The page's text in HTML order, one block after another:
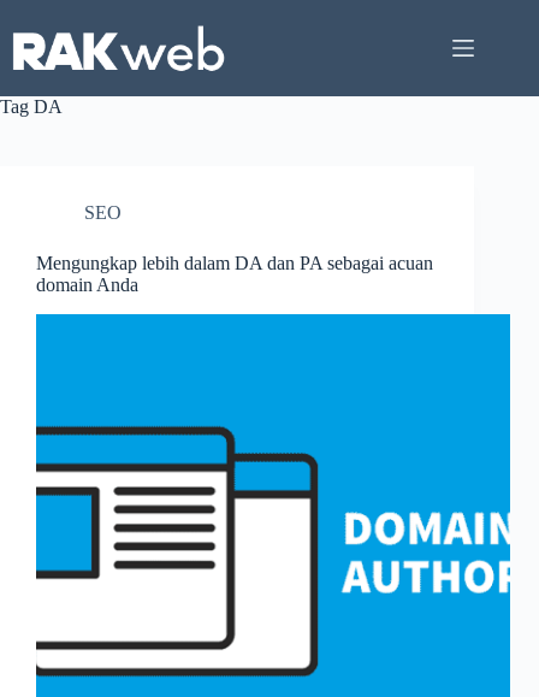
content
Tag DA
SEO
Mengungkap lebih dalam DA dan PA sebagai acuan
domain Anda